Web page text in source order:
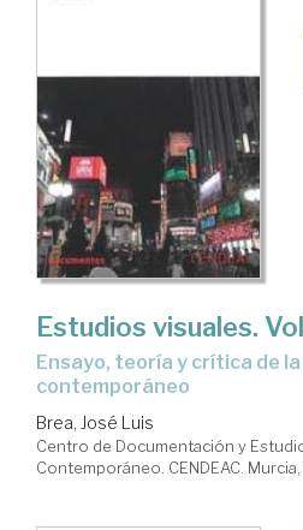
Estudios visuales.
Ensayo, teoría y crítica de la cultura visual y el arte
contemporáneo
Brea, José Luis
Centro de Documentación y
Contemporáneo. CENDEAC.